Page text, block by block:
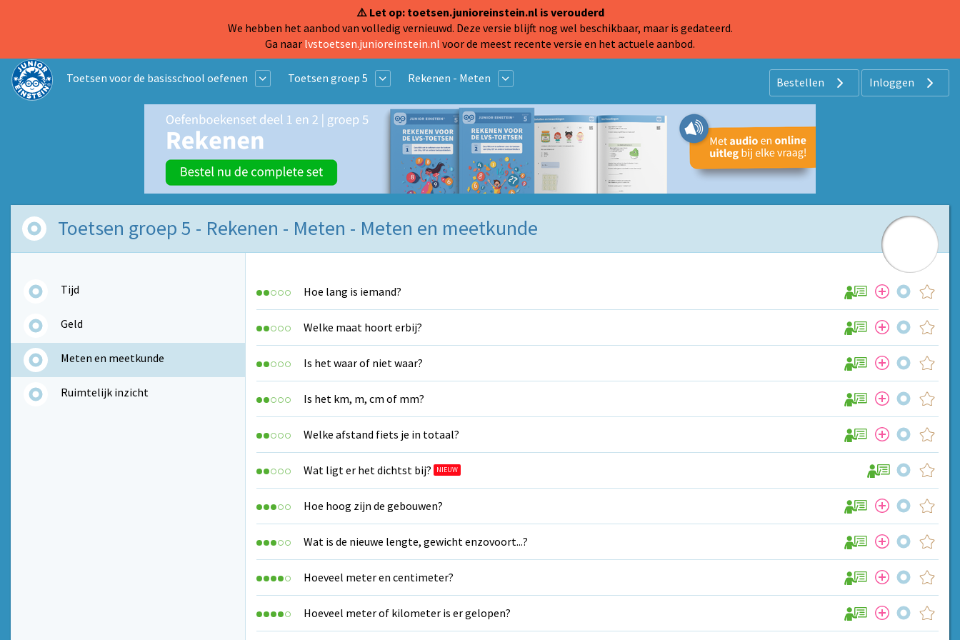
⚠️ Let op: toetsen.junioreinstein.nl is verouderd
We hebben het aanbod van volledig vernieuwd. Deze versie blijft nog wel beschikbaar, maar is gedateerd.
Ga naar lvstoetsen.junioreinstein.nl voor de meest recente versie en het actuele aanbod.
Toetsen voor de basisschool oefenen Toetsen groep 5 Rekenen - Meten Bestellen Inloggen
Toetsen groep 5 - Rekenen - Meten - Meten en meetkunde
Tijd
Geld
Meten en meetkunde
Ruimtelijk inzicht
Hoe lang is iemand?
Welke maat hoort erbij?
Is het waar of niet waar?
Is het km, m, cm of mm?
Welke afstand fiets je in totaal?
Wat ligt er het dichtst bij? NIEUW
Hoe hoog zijn de gebouwen?
Wat is de nieuwe lengte, gewicht enzovoort...?
Hoeveel meter en centimeter?
Hoeveel meter of kilometer is er gelopen?